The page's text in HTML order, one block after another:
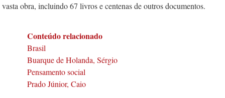
vasta obra, incluindo 67 livros e centenas de outros documentos.
Conteúdo relacionado
Brasil
Buarque de Holanda, Sérgio
Pensamento social
Prado Júnior, Caio